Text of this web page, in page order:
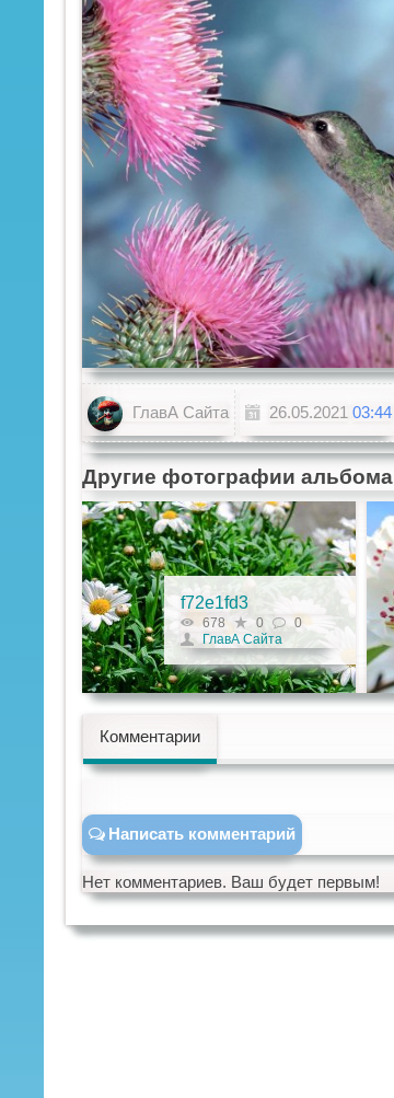
ГлавА Сайта 26.05.2021 03:44
Другие фотографии альбома
f72e1fd3
678 0
0
ГлавА Сайта
Комментарии
Написать комментарий
Нет комментариев. Ваш будет первым!